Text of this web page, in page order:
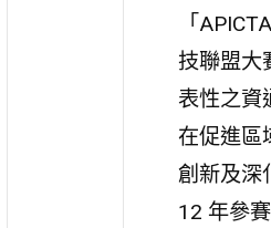
「
技聯盟大
表性之資
在促進區
創新及深
12 年參